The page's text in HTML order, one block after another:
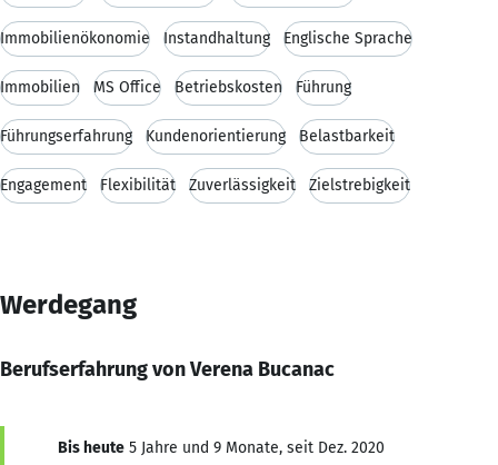
Immobilienökonomie Instandhaltung Englische Sprache
Immobilien MS Office Betriebskosten Führung
Führungserfahrung Kundenorientierung Belastbarkeit
Engagement Flexibilität Zuverlässigkeit Zielstrebigkeit
Werdegang
Berufserfahrung von Verena Bucanac
Bis heute 5 Jahre und 9 Monate, seit Dez. 2020